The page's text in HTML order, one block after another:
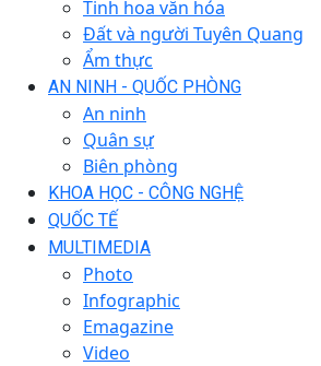
Tinh hoa văn hóa
Đất và người Tuyên Quang
Ẩm thực
AN NINH - QUỐC PHÒNG
An ninh
Quân sự
Biên phòng
KHOA HỌC - CÔNG NGHỆ
QUỐC TẾ
MULTIMEDIA
Photo
Infographic
Emagazine
Video